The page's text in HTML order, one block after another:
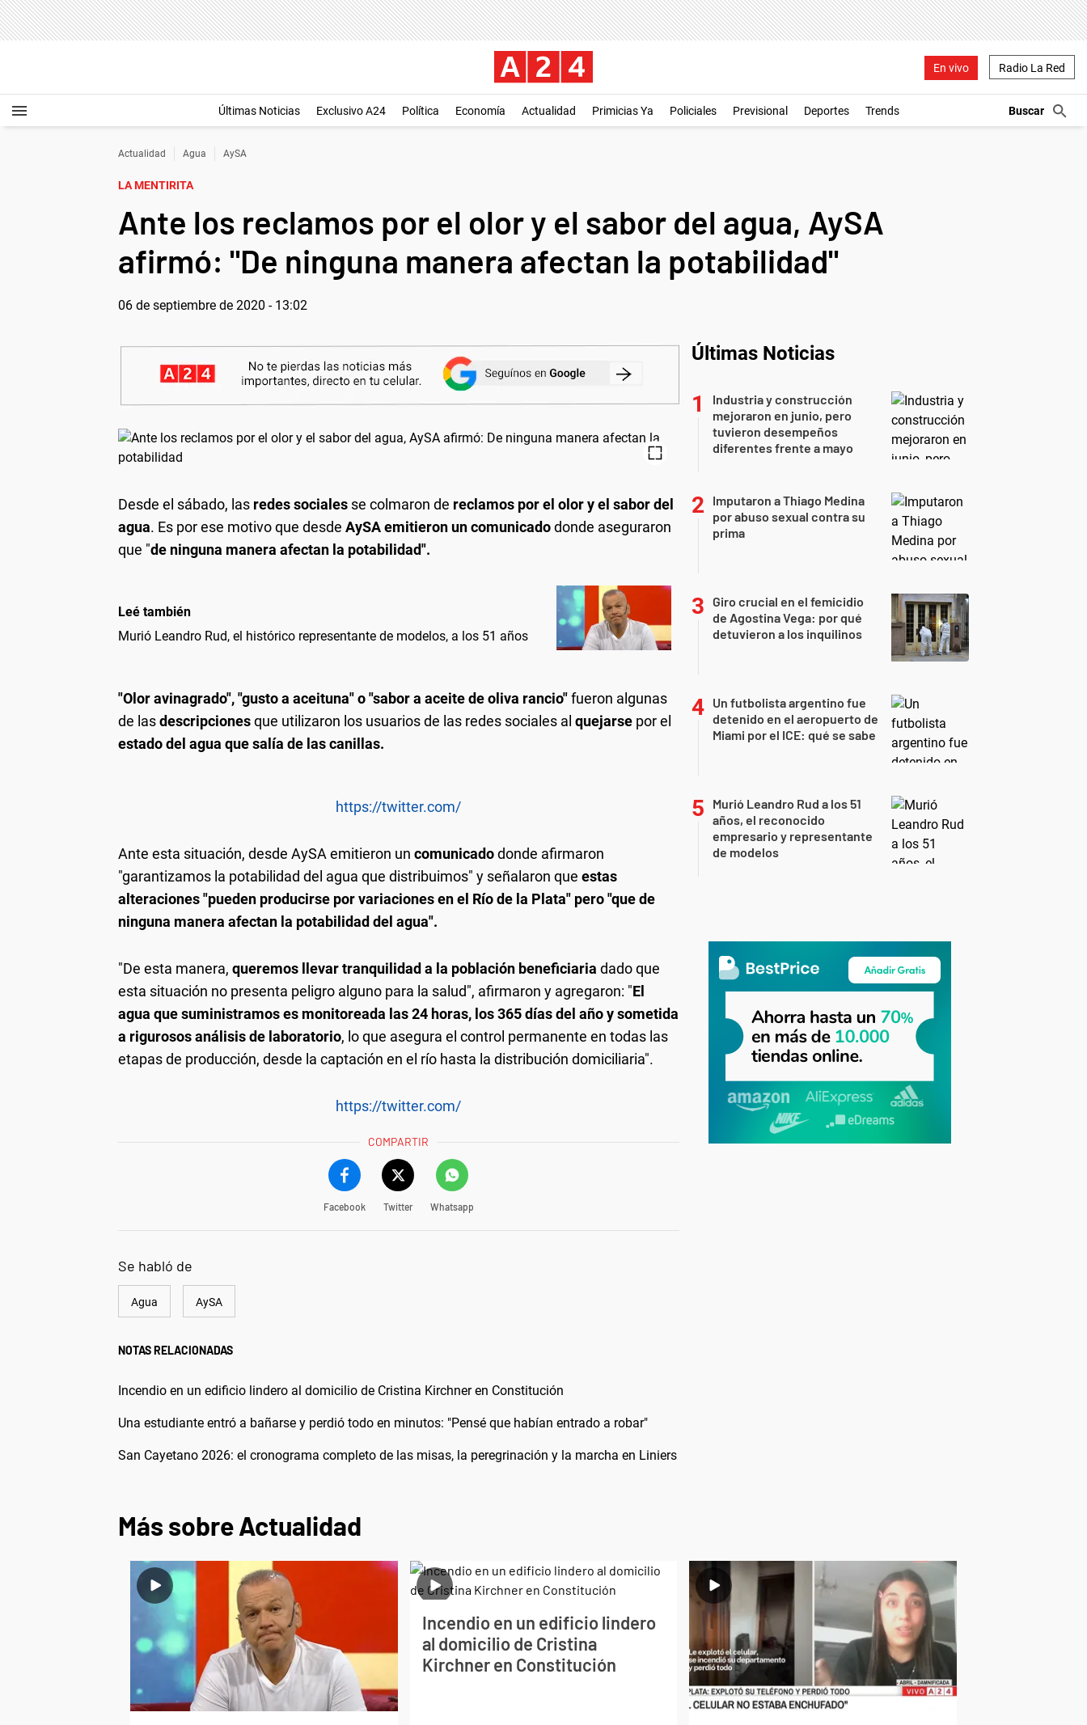
En vivo Radio La Red
Últimas Noticias Exclusivo A24 Política Economía Actualidad Primicias Ya Policiales Previsional Deportes Trends
Actualidad Agua AySA
LA MENTIRITA
Ante los reclamos por el olor y el sabor del agua, AySA
afirmó: "De ninguna manera afectan la potabilidad"
06 de septiembre de 2020 - 13:02
Desde el sábado, las redes sociales se colmaron de reclamos por el olor y el sabor del
agua. Es por ese motivo que desde AySA emitieron un comunicadodonde aseguraron
que "de ninguna manera afectan la potabilidad".
Leé también
Murió Leandro Rud, el histórico representante de modelos, a los 51 años
"Olor avinagrado", "gusto a aceituna" o "sabor a aceite de oliva rancio"fueron algunas
de lasdescripcionesque utilizaron los usuarios de las redes sociales al quejarse por el
estado del agua que salía de las canillas.
https://twitter.com/
Ante esta situación, desde AySA emitieron un comunicadodonde afirmaron
"garantizamos la potabilidad del agua que distribuimos" y señalaron que estas
alteraciones "pueden producirse por variaciones en el Río de la Plata" pero "que de
ninguna manera afectan la potabilidad del agua".
"De esta manera, queremos llevar tranquilidad a la población beneficiaria dado que
esta situación no presenta peligro alguno para la salud", afirmaron y agregaron: "El
agua que suministramos es monitoreada las 24 horas, los 365 días del año y sometida
a rigurosos análisis de laboratorio, lo que asegura el control permanente en todas las
etapas de producción, desde la captación en el río hasta la distribución domiciliaria".
https://twitter.com/
COMPARTIR
Facebook Twitter Whatsapp
Se habló de
Agua AySA
NOTAS RELACIONADAS
Incendio en un edificio lindero al domicilio de Cristina Kirchner en Constitución
Una estudiante entró a bañarse y perdió todo en minutos: "Pensé que habían entrado a robar"
San Cayetano 2026: el cronograma completo de las misas, la peregrinación y la marcha en Liniers
Últimas Noticias
Industria y construcción
mejoraron en junio, pero
tuvieron desempeños
diferentes frente a mayo
Imputaron a Thiago Medina
por abuso sexual contra su
prima
Giro crucial en el femicidio
de Agostina Vega: por qué
detuvieron a los inquilinos
Un futbolista argentino fue
detenido en el aeropuerto de
Miami por el ICE: qué se sabe
Murió Leandro Rud a los 51
años, el reconocido
empresario y representante
de modelos
Más sobre Actualidad
Incendio en un edificio lindero
al domicilio de Cristina
Kirchner en Constitución